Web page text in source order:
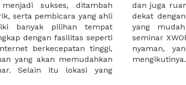
sukses, ditambah
serta pembicara yang ahli
banyak pilihan tempat
dengan fasilitas seperti
berkecepatan tinggi,
yang akan memudahkan
Selain itu lokasi yang
akses yang mudah,
raya maupun titik-titik
dijangkau. Ruangan
desain yang menarik dan
seminar semangat
mengikutinya.